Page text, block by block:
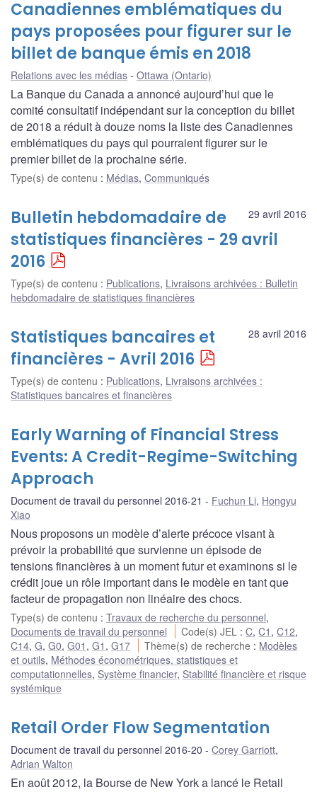
Canadiennes emblématiques du
pays proposées pour figurer sur le
billet de banque émis en 2018
Relations avec les médias Ottawa (Ontario)
La Banque du Canada a annoncé aujourd’hui que le
comité consultatif indépendant sur la conception du billet
de 2018 a réduit à douze noms la liste des Canadiennes
emblématiques du pays qui pourraient figurer sur le
premier billet de la prochaine série.
Type(s) de contenu : Médias, Communiqués
29 avril 2016
Bulletin hebdomadaire de
statistiques financières - 29 avril
2016
Type(s) de contenu : Publications, Livraisons archivées : Bulletin
hebdomadaire de statistiques financières
28 avril 2016
Statistiques bancaires et
financières - Avril 2016
Type(s) de contenu : Publications, Livraisons archivées :
Statistiques bancaires et financières
Early Warning of Financial Stress
Events: A Credit-Regime-Switching
Approach
Document de travail du personnel 2016-21 Fuchun Li, Hongyu
Xiao
Nous proposons un modèle d’alerte précoce visant à
prévoir la probabilité que survienne un épisode de
tensions financières à un moment futur et examinons si le
crédit joue un rôle important dans le modèle en tant que
facteur de propagation non linéaire des chocs.
Type(s) de contenu : Travaux de recherche du personnel,
Documents de travail du personnel
Code(s) JEL :C,C1 ,C12,
C14, G, G0, G01 , G1 , G17 Thème(s) de recherche : Modèles
et outils, Méthodes économétriques, statistiques et
computationnelles, Système financier, Stabilité financière et risque
systémique
Retail Order Flow Segmentation
Document de travail du personnel 2016-20 Corey Garriott,
Adrian Walton
En août 2012, la Bourse de New York a lancé le Retail